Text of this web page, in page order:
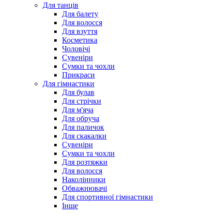
Для танців
Для балету
Для волосся
Для взуття
Косметика
Чоловічі
Сувеніри
Сумки та чохли
Прикраси
Для гімнастики
Для булав
Для стрічки
Для м'яча
Для обруча
Для паличок
Для скакалки
Сувеніри
Сумки та чохли
Для розтяжки
Для волосся
Наколінники
Обважнювачі
Для спортивної гімнастики
Інше